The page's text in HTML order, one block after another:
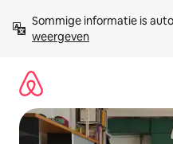
direct
naar
Sommige informatie is
weergeven